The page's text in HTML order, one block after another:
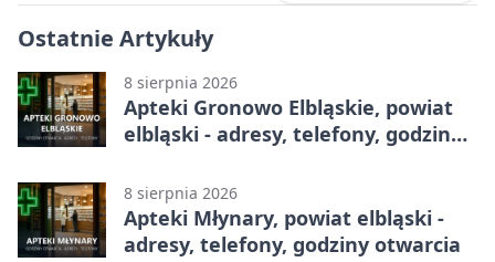
Ostatnie Artykuły
8 sierpnia 2026
Apteki Gronowo Elbląskie, powiat
elbląski - adresy, telefony, godziny
8 sierpnia 2026
Apteki Młynary, powiat elbląski -
adresy, telefony, godziny otwarcia